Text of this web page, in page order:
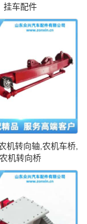
挂车配件
机转向轴,农机车桥,
农机转向桥